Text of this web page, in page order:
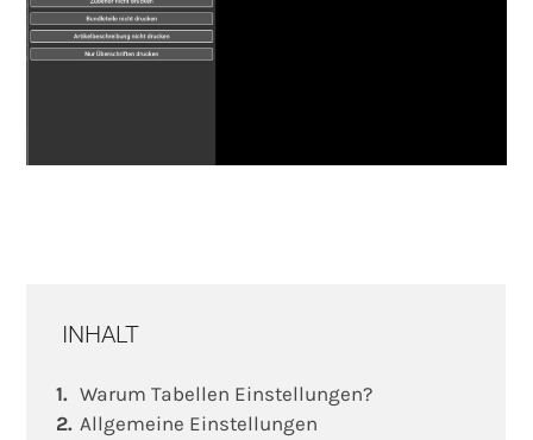
INHALT
Warum Tabellen Einstellungen?
Allgemeine Einstellungen